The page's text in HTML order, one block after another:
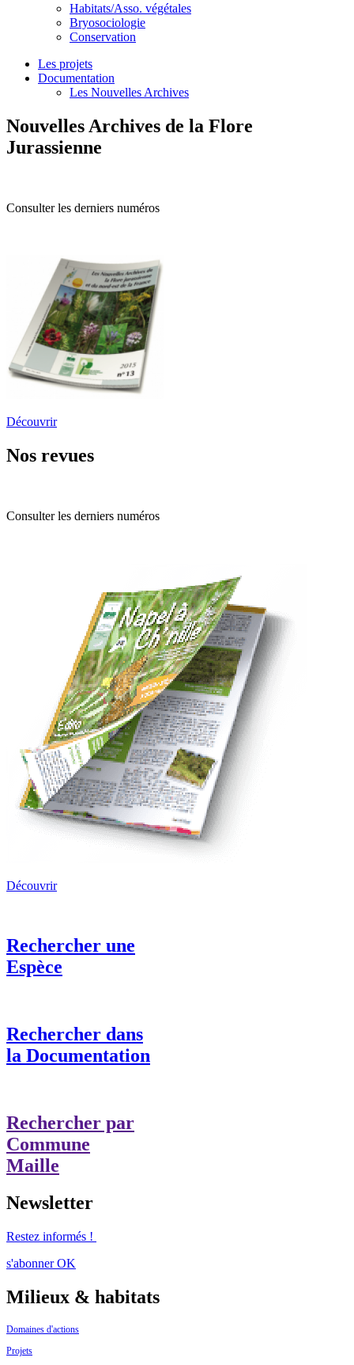
Habitats/Asso. végétales
Bryosociologie
Conservation
Les projets
Documentation
Les Nouvelles Archives
Nouvelles Archives de la Flore
Jurassienne
Consulter les derniers numéros
Découvrir
Nos revues
Consulter les derniers numéros
Découvrir
Rechercher une
Espèce
Rechercher dans
la Documentation
Rechercher par
Commune
Maille
Newsletter
Restez informés !
s'abonner OK
Milieux & habitats
Domaines d'actions
Projets